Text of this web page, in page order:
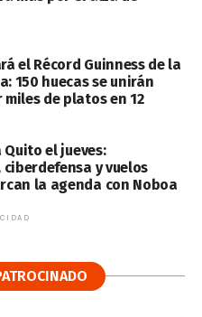
el Récord Guinness de la
150 huecas se unirán
miles de platos en 12
el jueves:
y vuelos
la agenda con Noboa